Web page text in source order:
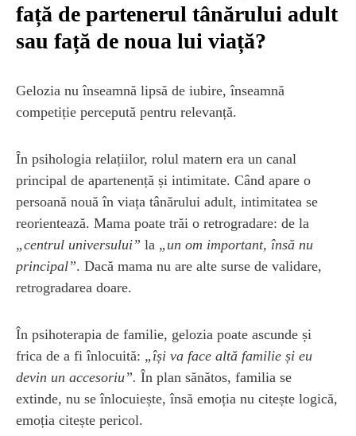
față de partenerul tânărului adult
sau față de noua lui viață?
Gelozia nu înseamnă lipsă de iubire, înseamnă
competiție percepută pentru relevanță.
În psihologia relațiilor, rolul matern era un canal
principal de apartenență și intimitate. Când apare o
persoană nouă în viața tânărului adult, intimitatea se
reorientează. Mama poate trăi o retrogradare: de la
„centrul universului” la „un om important, însă nu
principal”. Dacă mama nu are alte surse de validare,
retrogradarea doare.
În psihoterapia de familie, gelozia poate ascunde și
frica de a fi înlocuită: „își va face altă familie și eu
devin un accesoriu”. În plan sănătos, familia se
extinde, nu se înlocuiește, însă emoția nu citește logică,
emoția citește pericol.